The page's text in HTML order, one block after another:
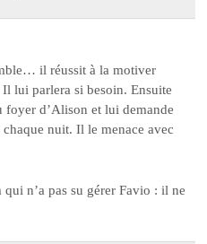
il réussit à la motiver
lui parlera si besoin. Ensuite
foyer d’Alison et lui demande
nuit. Il le menace avec
n’a pas su gérer Favio : il ne